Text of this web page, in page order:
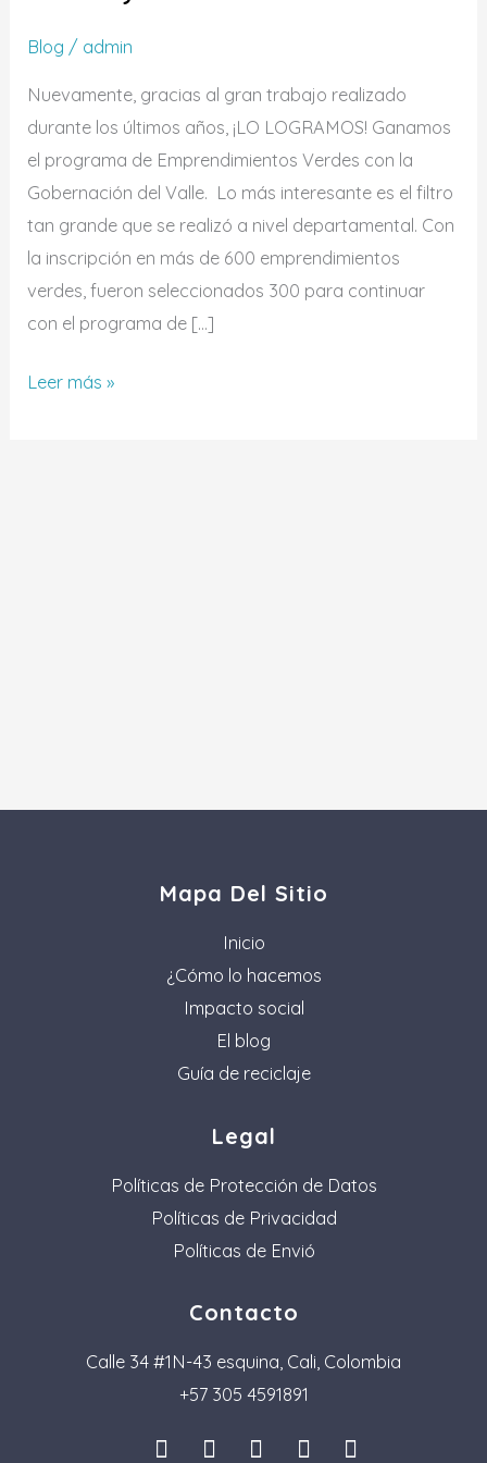
Blog / admin
Nuevamente, gracias al gran trabajo realizado
durante los últimos años, ¡LO LOGRAMOS! Ganamos
el programa de Emprendimientos Verdes con la
Gobernación del Valle. Lo más interesante es el filtro
tan grande que se realizó a nivel departamental. Con
la inscripción en más de 600 emprendimientos
verdes, fueron seleccionados 300 para continuar
con el programa de […]
Leer más »
Mapa Del Sitio
Inicio
¿Cómo lo hacemos
Impacto social
El blog
Guía de reciclaje
Legal
Políticas de Protección de Datos
Políticas de Privacidad
Políticas de Envió
Contacto
Calle 34 #1N-43 esquina, Cali, Colombia
+57 305 4591891
I L F P T